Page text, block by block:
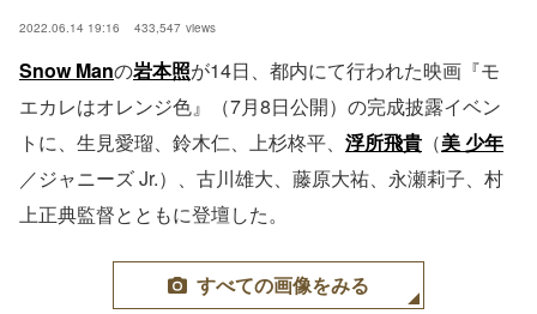
2022.06.14 19:16 433,547 views
Snow Manの岩本照が14日、都内にて行われた映画『モ
エカレはオレンジ色』（7月8日公開）の完成披露イベン
トに、生見愛瑠、鈴木仁、上杉柊平、 浮所飛貴 （美 少年
／ジャニーズ Jr.）、古川雄大、藤原大祐、永瀬莉子、村
上正典監督とともに登壇した。
すべての画像をみる